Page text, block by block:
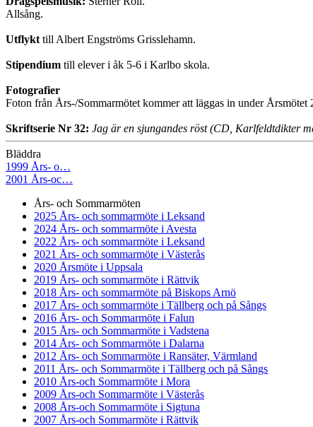
Allsång.
Utflykt till Albert Engströms Grisslehamn.
Stipendium till elever i åk 5-6 i Karlbo skola.
Fotografier
Foton från Års-/Sommarmötet kommer att läggas in under Årsmötet
Skriftserie Nr 32: Jag är en sjungandes röst (CD, Karlfeldtdikter
Bläddra
1999 Års- o…
2001 Års-oc…
Års- och Sommarmöten
2025 Års- och sommarmöte i Leksand
2024 Års- och sommarmöte i Avesta
2022 Års- och sommarmöte i Leksand
2021 Års- och sommarmöte i Västerås
2020 Årsmöte i Uppsala
2019 Års- och sommarmöte i Rättvik
2018 Års- och sommarmöte på Biskops Arnö
2017 Års- och sommarmöte i Tällberg och på Sångs
2016 Års- och Sommarmöte i Falun
2015 Års- och Sommarmöte i Vadstena
2014 Års- och Sommarmöte i Dalarna
2012 Års- och Sommarmöte i Ransäter, Värmland
2011 Års- och Sommarmöte i Tällberg och på Sångs
2010 Års-och Sommarmöte i Mora
2009 Års-och Sommarmöte i Västerås
2008 Års-och Sommarmöte i Sigtuna
2007 Års-och Sommarmöte i Rättvik